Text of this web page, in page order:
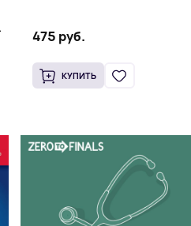
475 руб.
КУПИТЬ